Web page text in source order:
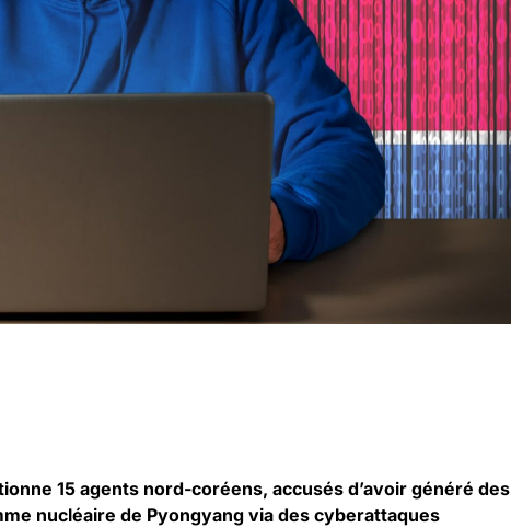
15 agents nord-coréens, accusés d’avoir généré des
nucléaire de Pyongyang via des cyberattaques